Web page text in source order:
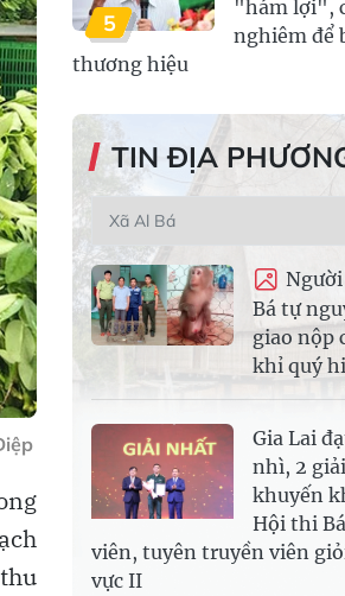
5
"hám lợi",
nghiêm để
thương hiệu
TIN ĐỊA
Bá tự
giao nộp
khỉ quý
Gia Lai
nhì, 2 giải
khuyến
Hội thi
viên, tuyên truyền viên
vực II